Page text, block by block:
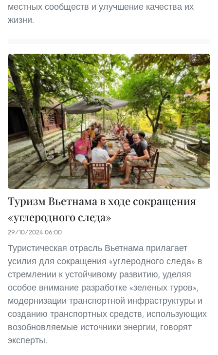
местных сообществ и улучшение качества их
жизни.
Туризм Вьетнама в ходе сокращения
«углеродного следа»
29/10/2024 06:00
Туристическая отрасль Вьетнама прилагает
усилия для сокращения «углеродного следа» в
стремлении к устойчивому развитию, уделяя
особое внимание разработке «зеленых туров»,
модернизации транспортной инфраструктуры и
созданию транспортных средств, использующих
возобновляемые источники энергии, говорят
эксперты.